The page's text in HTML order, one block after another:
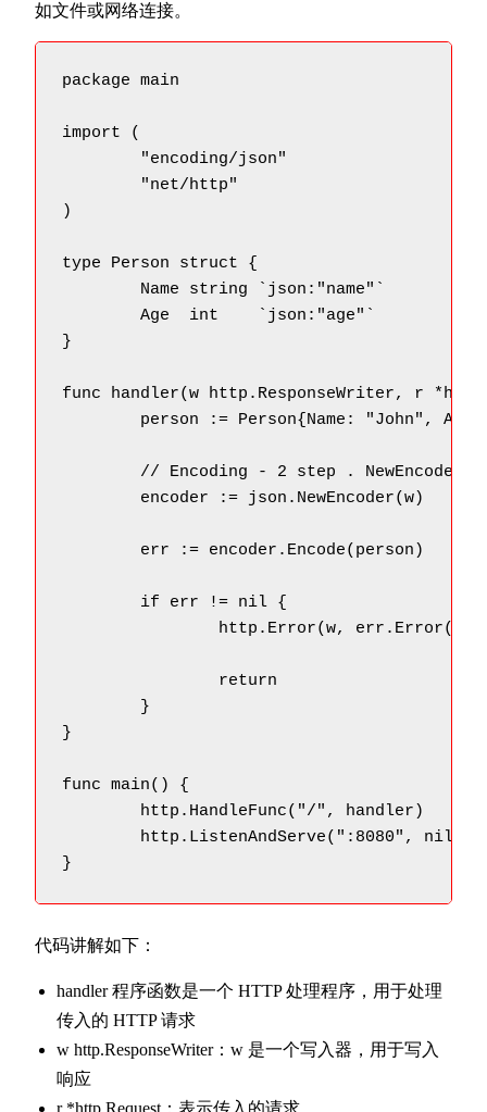
如文件或网络连接。
package main
import (
)
type Person struct {
}
func handler(w http.ResponseWriter, r
}
func main() {
}
代码讲解如下：
handler 程序函数是一个 HTTP 处理程序，用于处理
传入的 HTTP 请求
w http.ResponseWriter：w 是一个写入器，用于写入
响应
r *http.Request：表示传入的请求